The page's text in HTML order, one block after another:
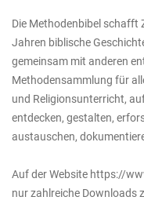
Die Methodenbibel schafft
Jahren biblische
gemeinsam mit anderen
Methodensammlung für
und Religionsunterricht,
entdecken, gestalten,
austauschen,
Auf der Website https://
nur zahlreiche Downloads